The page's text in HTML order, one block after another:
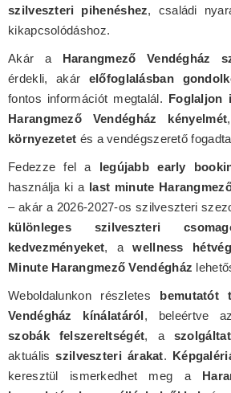
szilveszteri pihenéshez, családi
kikapcsolódáshoz.
Akár a
Harangmező Vendégház
érdekli, akár előfoglalásban
fontos információt megtalál.
Foglaljon
Harangmező Vendégház kényelmét
környezetet és a vendégszerető
Fedezze fel a legújabb early
használja ki a last minute
– akár a 2026-2027-os szilveszteri
különleges szilveszteri
kedvezményeket, awellness
Minute Harangmező Vendégház
Weboldalunkon részletes
bemutatót
Vendégház kínálatáról , beleértve
szobák felszereltségét, a
aktuálisszilveszteri árakat.
keresztül ismerkedhet meg a